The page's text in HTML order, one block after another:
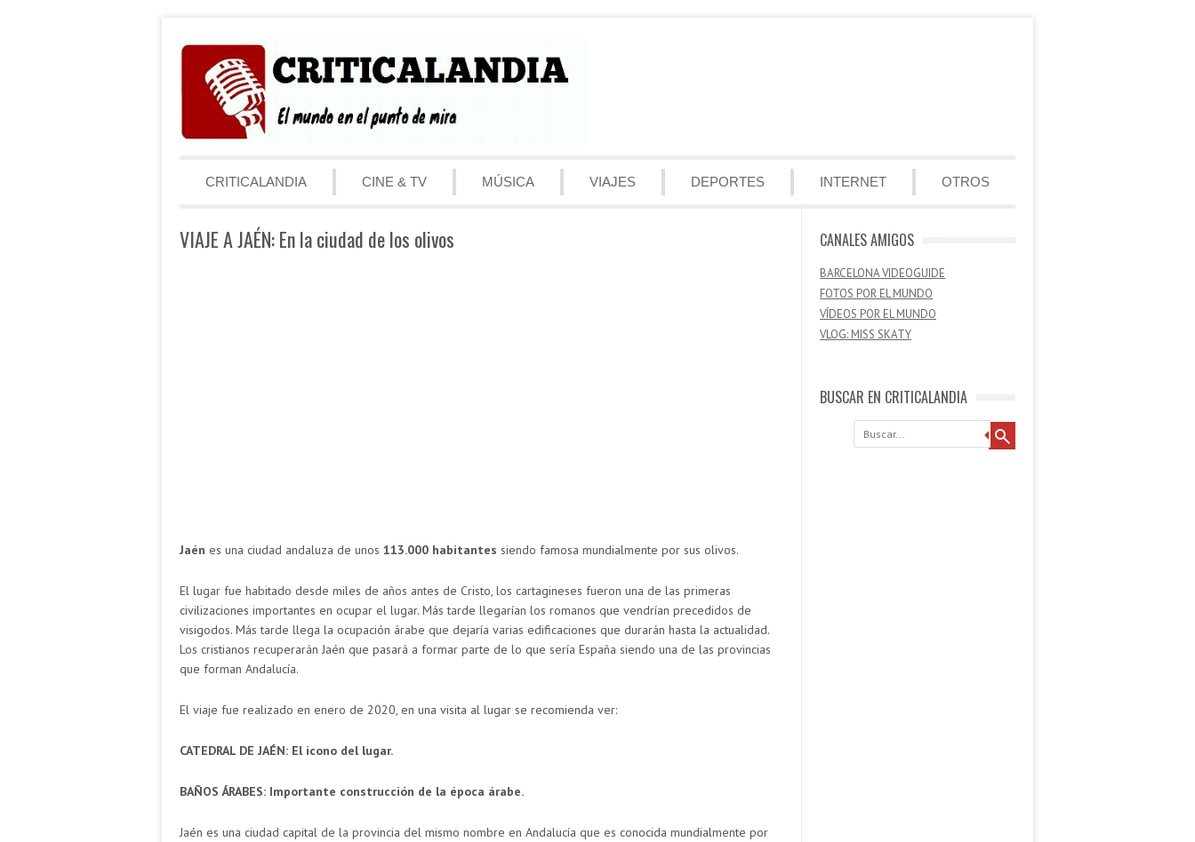
Menú
CRITICALANDIA
CINE & TV MÚSICA VIAJES DEPORTES INTERNET OTROS
VIAJE A JAÉN: En la ciudad de los olivos
Jaén es una ciudad andaluza de unos 113.000 habitantes siendo famosa mundialmente por sus olivos.
El lugar fue habitado desde miles de años antes de Cristo, los cartagineses fueron una de las primeras
civilizaciones importantes en ocupar el lugar. Más tarde llegarían los romanos que vendrían precedidos de
visigodos. Más tarde llega la ocupación árabe que dejaría varias edificaciones que durarán hasta la actualidad.
Los cristianos recuperarán Jaén que pasará a formar parte de lo que sería España siendo una de las provincias
que forman Andalucía.
El viaje fue realizado en enero de 2020, en una visita al lugar se recomienda ver:
CATEDRAL DE JAÉN: El icono del lugar.
BAÑOS ÁRABES: Importante construcción de la época árabe.
Jaén es una ciudad capital de la provincia del mismo nombre en Andalucía que es conocida mundialmente por
CANALES AMIGOS
BARCELONA VIDEOGUIDE
FOTOS POR EL MUNDO
VÍDEOS POR EL MUNDO
VLOG: MISS SKATY
BUSCAR EN CRITICALANDIA
Buscar